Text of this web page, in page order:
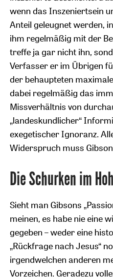
wenn das Inszeniertsein
Anteil geleugnet werden,
ihm regelmäßig mit der
treffe ja gar nicht ihn,
Verfasser er im Übrigen
der behaupteten
dabei regelmäßig das
Missverhältnis von
„landeskundlicher“
exegetischer Ignoranz.
Widerspruch muss
Die Schurken im
Sieht man Gibsons
meinen, es habe nie eine
gegeben – weder eine
„Rückfrage nach Jesus“
irgendwelchen anderen
Vorzeichen. Geradezu